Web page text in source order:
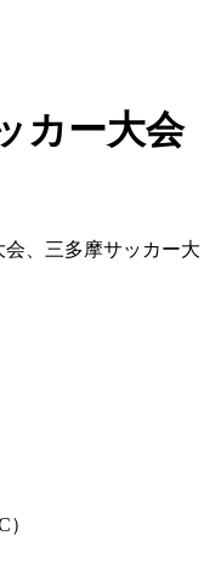
カー大会
、三多摩サッカー大